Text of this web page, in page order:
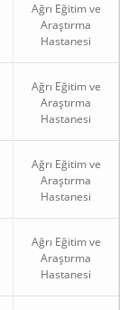
Ağrı Eğitim ve
Araştırma
Hastanesi
Ağrı Eğitim ve
Araştırma
Hastanesi
Ağrı Eğitim ve
Araştırma
Hastanesi
Ağrı Eğitim ve
Araştırma
Hastanesi